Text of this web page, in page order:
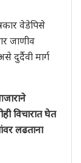
वेडेपिसे
जाणीव
दुर्दैवी मार्ग
विचारात घेत
लढताना